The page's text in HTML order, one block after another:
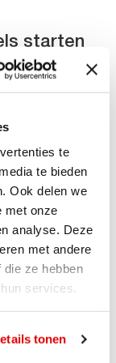
te
te bieden
Ook delen we
met onze
analyse. Deze
met andere
ze hebben
services.
tonen
starten
en...